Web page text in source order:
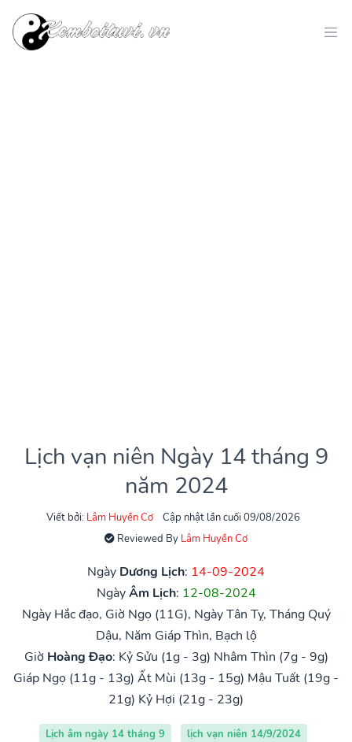
Lịch vạn niên Ngày 14 tháng 9
năm 2024
Viết bởi: Lâm Huyền Cơ
Cập nhật lần cuối 09/08/2026
Reviewed By Lâm Huyền Cơ
Ngày Dương Lịch: 14-09-2024
NgàyÂm Lịch: 12-08-2024
Ngày Hắc đạo, Giờ Ngọ (11G), Ngày Tân Tỵ, Tháng Quý
Dậu, Năm Giáp Thìn, Bạch lộ
Giờ Hoàng Đạo: Kỷ Sửu (1g - 3g) Nhâm Thìn (7g - 9g)
Giáp Ngọ (11g - 13g) Ất Mùi (13g - 15g) Mậu Tuất (19g -
21g) Kỷ Hợi (21g - 23g)
Lịch âm ngày 14 tháng 9
lịch vạn niên 14/9/2024